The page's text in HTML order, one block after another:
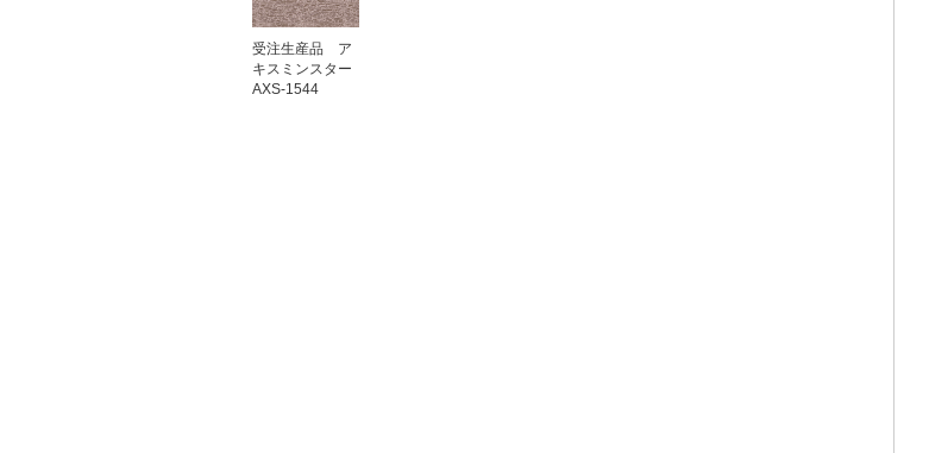
受注生産品 ア
キスミンスター
AXS-1544